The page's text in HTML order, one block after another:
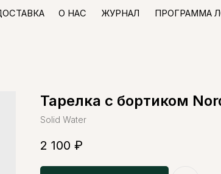
О НАС ЖУРНАЛ ПРОГРАММА ЛОЯЛЬНОСТИ
Тарелка c бортиком
Solid Water
2 100 ₽